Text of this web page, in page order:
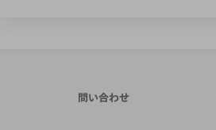
問い合わせ